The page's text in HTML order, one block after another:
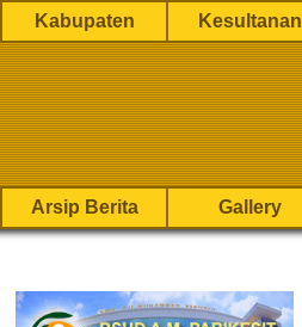
Kabupaten Kesultanan
Arsip Berita Gallery